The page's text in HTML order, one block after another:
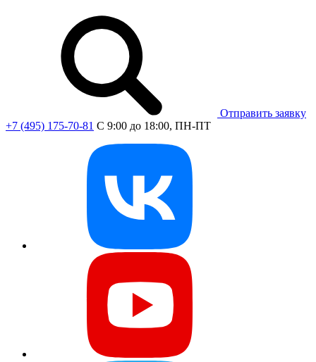
Отправить заявку
+7 (495) 175-70-81 C 9:00 до 18:00, ПН-ПТ